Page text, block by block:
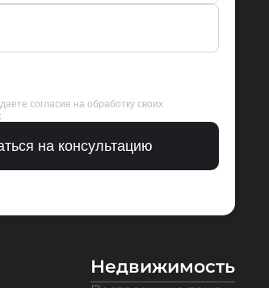
согласие на обработку своих
на консультацию
Недвижимость